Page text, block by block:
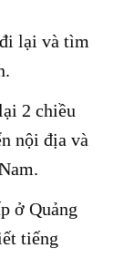
lại và tìm
2 chiều
nội địa và
ở Quảng
tiếng